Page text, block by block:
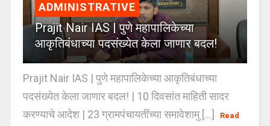
ADMINISTRATIVE
Prajit Nair IAS | पुणे महापालिकेच्या
आकृतिबंधाच्या पदसंख्येत केला जाणार बदल!
Prajit Nair IAS | पुणे महापालिकेच्या आकृतिबंधाच्या
पदसंख्येत केला जाणार बदल! | 10 दिवसांत माहिती सादर
करण्याचे आदेश | 23 ग्रामपंचायतींच्या समावेशामु [...]
Read